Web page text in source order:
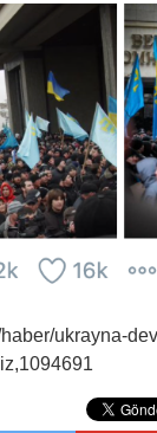
ukrayna-